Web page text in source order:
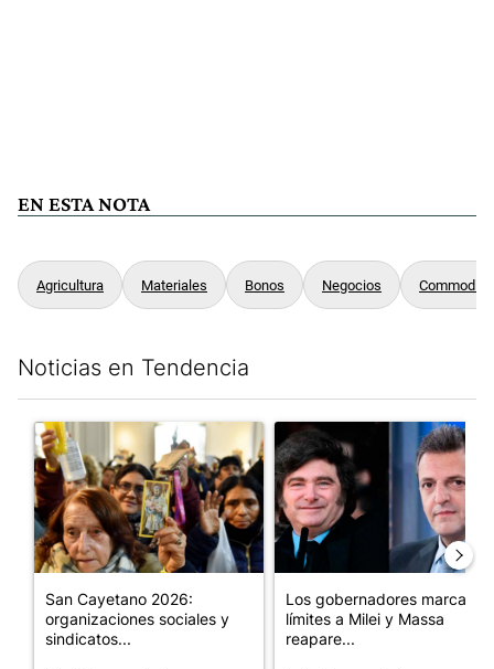
EN ESTA NOTA
Agricultura Materiales Bonos Negocios
Noticias en Tendencia
Un artículo de tendencia con el título "San Cayetano 2026:
San Cayetano 2026:
organizaciones sociales y
sindicatos...
Un artículo de tendencia
Los gobernadores marcan
límites a Milei y Massa
reapare...